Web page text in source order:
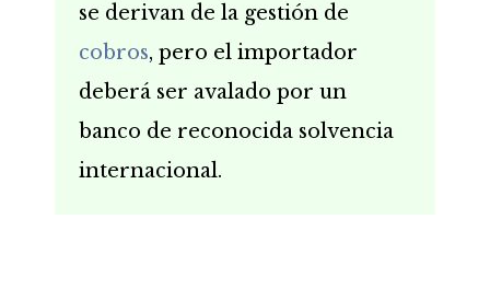
se derivan de la gestión de
cobros, pero el importador
deberá ser avalado por un
banco de reconocida solvencia
internacional.